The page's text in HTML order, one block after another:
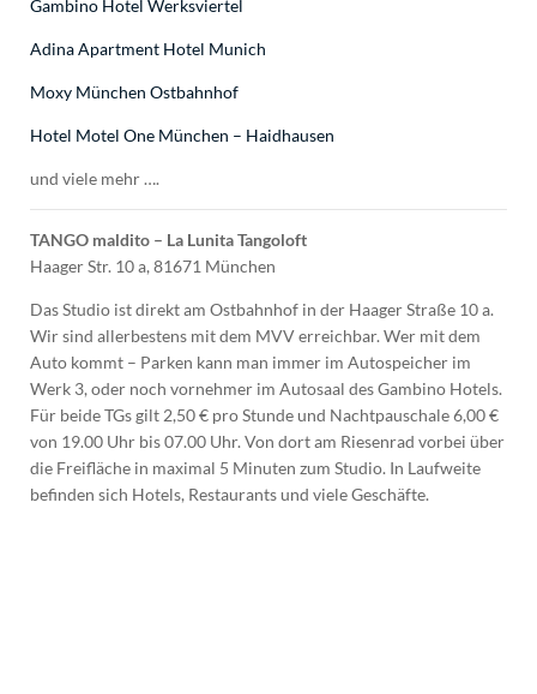
Gambino Hotel Werksviertel
Adina Apartment Hotel Munich
Moxy München Ostbahnhof
Hotel Motel One München – Haidhausen
und viele mehr ….
TANGO maldito – La Lunita Tangoloft
Haager Str. 10 a, 81671 München
Das Studio ist direkt am Ostbahnhof in der Haager Straße 10 a.
Wir sind allerbestens mit dem MVV erreichbar. Wer mit dem
Auto kommt – Parken kann man immer im Autospeicher im
Werk 3, oder noch vornehmer im Autosaal des Gambino Hotels.
Für beide TGs gilt 2,50 € pro Stunde und Nachtpauschale 6,00 €
von 19.00 Uhr bis 07.00 Uhr. Von dort am Riesenrad vorbei über
die Freifläche in maximal 5 Minuten zum Studio. In Laufweite
befinden sich Hotels, Restaurants und viele Geschäfte.